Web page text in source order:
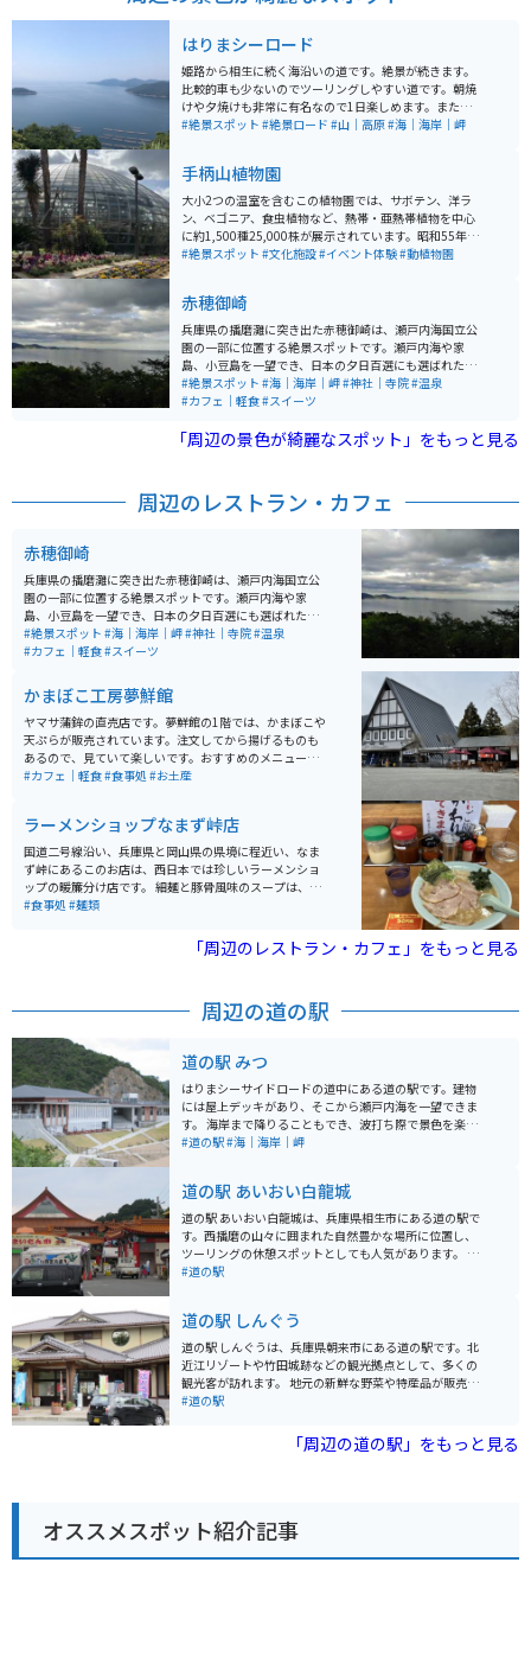
はりまシーロード
姫路から相生に続く海沿いの道です。絶景が続きます。
比較的車も少ないのでツーリングしやすい道です。朝焼
けや夕焼けも非常に有名なので1日楽しめます。また道沿
いには道の駅があり、少し道を外れると海鮮の美味しい
#絶景スポット #絶景ロード #山｜高原#海｜海岸｜岬
手柄山植物園
大小2つの温室を含むこの植物園では、サボテン、洋ラ
ン、ベゴニア、食虫植物など、熱帯・亜熱帯植物を中心
に約1,500種25,000株が展示されています。昭和55年5
月2日に開園したこの植物園は、季節ごとに様々な展示
可能で、ゆっくりと植物園の美しさを堪能できます。観
葉植物や果樹類、さらには姫路市の花「さぎ草」もこの
植物園の魅力の一つです。植物園は温室で室内になりま
す。建屋がドーム型でとても珍しいです。山頂なので見
晴らしもよく、オススメです。温室植物園の向かいに植
物の販売施設もあり、種類や数は少しですがパンや飲み
#絶景スポット #文化施設#イベント体験#動植物園
赤穂御崎
兵庫県の播磨灘に突き出た赤穂御崎は、瀬戸内海国立公
園の一部に位置する絶景スポットです。瀬戸内海や家
島、小豆島を一望でき、日本の夕日百選にも選ばれた美
しい夕景が魅力。周辺には温泉旅館やカフェ、ガラス工
房が並ぶ「きらきら坂」などおしゃれなスポットも多
は、夕暮れ時の絶景散策も楽しめます。海沿いの国道25
が、道幅の狭い区間では走行に注意が必要です。
#絶景スポット #海｜海岸｜岬#神社｜寺院#温泉
#カフェ｜軽食#スイーツ
「周辺の景色が綺麗なスポット」をもっと見る
周辺のレストラン・カフェ
赤穂御崎
兵庫県の播磨灘に突き出た赤穂御崎は、瀬戸内海国立公
園の一部に位置する絶景スポットです。瀬戸内海や家
島、小豆島を一望でき、日本の夕日百選にも選ばれた美
しい夕景が魅力。周辺には温泉旅館やカフェ、ガラス工
房が並ぶ「きらきら坂」などおしゃれなスポットも多
は、夕暮れ時の絶景散策も楽しめます。海沿いの国道25
0号線「はりまシーサイドロード」はツーリングにも最
適で、駐車場も灯台周辺や沿岸施設に整備されています
が、道幅の狭い区間では走行に注意が必要です。
#絶景スポット #海｜海岸｜岬#神社｜寺院#温泉
#カフェ｜軽食#スイーツ
かまぼこ工房夢鮮館
ヤマサ蒲鉾の直売店です。夢鮮館の1階では、かまぼこや
天ぷらが販売されています。注文してから揚げるものも
あるので、見ていて楽しいです。おすすめのメニューは
城下町ドッグ（チーカマドッグ）です。また、2階には休
めながら食べると気持ちが良いです。
#カフェ｜軽食#食事処 #お土産
ラーメンショップなまず峠店
国道二号線沿い、兵庫県と岡山県の県境に程近い、なま
ず峠にあるこのお店は、西日本では珍しいラーメンショ
ップの暖簾分け店です。 細麺と豚骨風味のスープは、ラ
ーショーならではの定番の美味しさです。ネギラーメン
（並）が450円と激安価格で食べられます。
#食事処 #麺類
「周辺のレストラン・カフェ」をもっと見る
周辺の道の駅
道の駅 みつ
はりまシーサイドロードの道中にある道の駅です。建物
には屋上デッキがあり、そこから瀬戸内海を一望できま
す。 海岸まで降りることもでき、波打ち際で景色を楽し
むことも可能です。海岸へ降りる階段の途中には鐘があ
た海岸線を走るため、海の景色と峠の爽快感を同時に楽
しめます。
#道の駅#海｜海岸｜岬
道の駅 あいおい白龍城
道の駅 あいおい白龍城は、兵庫県相生市にある道の駅で
す。西播磨の山々に囲まれた自然豊かな場所に位置し、
ツーリングの休憩スポットとしても人気があります。 施
設内には、地元産の新鮮な野菜や果物、加工品などを販
された天守閣からは、相生市内を一望できます。春には
桜の名所としても知られており、多くの花見客で賑わい
ます。 バイクで訪れる際は、道の駅に隣接する駐車場を
利用できます。周辺には、相生湾や播磨灘を望む海岸線
など、ツーリングに最適なルートもたくさんあります。
#道の駅
道の駅 しんぐう
道の駅 しんぐうは、兵庫県朝来市にある道の駅です。北
近江リゾートや竹田城跡などの観光拠点として、多くの
観光客が訪れます。 地元の新鮮な野菜や特産品が販売さ
れているほか、レストランでは但馬牛や猪肉などの地元
は、道の駅 しんぐうから円山川沿いを走るルートがおす
すめです。風光明媚な景色を楽しみながら、ツーリング
や生野銀山など、歴史的な観光スポットも点在していま
す。
#道の駅
「周辺の道の駅」をもっと見る
オススメスポット紹介記事